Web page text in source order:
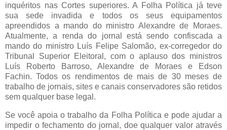
inquéritos nas Cortes superiores. A Folha Política já teve
sua sede invadida e todos os seus equipamentos
apreendidos a mando do ministro Alexandre de Moraes.
Atualmente, a renda do jornal está sendo confiscada a
mando do ministro Luís Felipe Salomão, ex-corregedor do
Tribunal Superior Eleitoral, com o aplauso dos ministros
Luís Roberto Barroso, Alexandre de Moraes e Edson
Fachin. Todos os rendimentos de mais de 30 meses de
trabalho de jornais, sites e canais conservadores são retidos
sem qualquer base legal.
Se você apoia o trabalho da Folha Política e pode ajudar a
impedir o fechamento do jornal, doe qualquer valor através